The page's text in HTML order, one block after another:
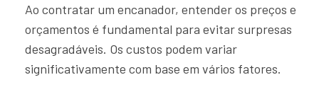
Ao contratar um encanador, entender os preços e
orçamentos é fundamental para evitar surpresas
desagradáveis. Os custos podem variar
significativamente com base em vários fatores.